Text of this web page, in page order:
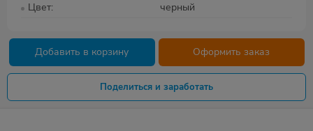
Цвет
черный
Добавить в корзину Оформить заказ
Поделиться и заработать